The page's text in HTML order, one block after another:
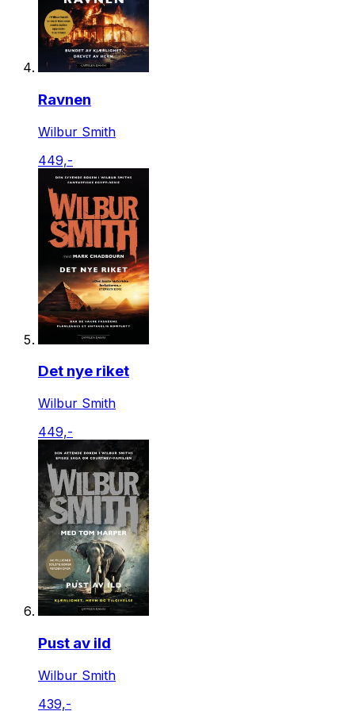
Ravnen
Wilbur Smith
449,-
Det nye riket
Wilbur Smith
449,-
Pust av ild
Wilbur Smith
439,-